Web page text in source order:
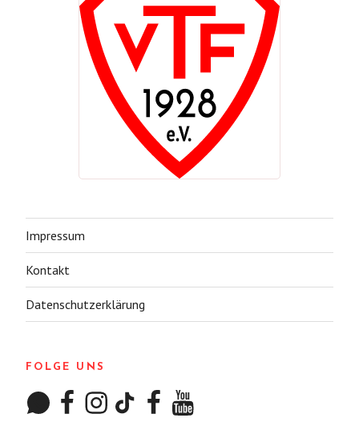
Impressum
Kontakt
Datenschutzerklärung
FOLGE UNS
WhatsAppFacebookInstagram
TikTok FacebookYouTube